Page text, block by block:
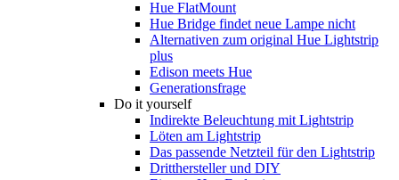
Hue FlatMount
Hue Bridge findet neue Lampe nicht
Alternativen zum original Hue Lightstrip
plus
Edison meets Hue
Generationsfrage
Do it yourself
Indirekte Beleuchtung mit Lightstrip
Löten am Lightstrip
Das passende Netzteil für den Lightstrip
Dritthersteller und DIY